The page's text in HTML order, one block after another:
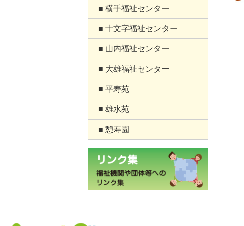
■ 横手福祉センター
■ 十文字福祉センター
■ 山内福祉センター
■ 大雄福祉センター
■ 平寿苑
■ 雄水苑
■ 憩寿園